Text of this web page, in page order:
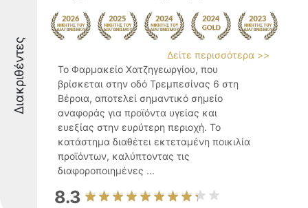
Διακριθέντες
Δείτε περισσότερα >>
Το Φαρμακείο Χατζηγεωργίου, που
βρίσκεται στην οδό Τρεμπεσίνας 6 στη
Βέροια, αποτελεί σημαντικό σημείο
αναφοράς για προϊόντα υγείας και
ευεξίας στην ευρύτερη περιοχή. Το
κατάστημα διαθέτει εκτεταμένη ποικιλία
προϊόντων, καλύπτοντας τις
διαφοροποιημένες ...
8.3